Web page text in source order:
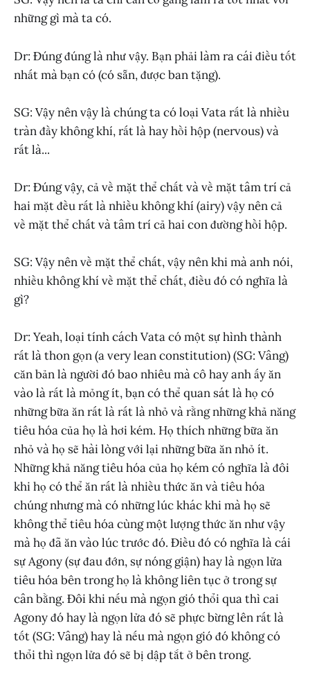
những gì mà ta có.
Dr: Đúng đúng là như vậy. Bạn phải làm ra cái điều tốt
nhất mà bạn có (có sẵn, được ban tặng).
SG: Vậy nên vậy là chúng ta có loại Vata rất là nhiều
tràn đầy không khí, rất là hay hồi hộp (nervous) và
rất là...
Dr: Đúng vậy, cả về mặt thể chất và về mặt tâm trí cả
hai mặt đều rất là nhiều không khí (airy) vậy nên cả
về mặt thể chất và tâm trí cả hai con đường hồi hộp.
SG: Vậy nên về mặt thể chất, vậy nên khi mà anh nói,
nhiều không khí về mặt thể chất, điều đó có nghĩa là
gì?
Dr: Yeah, loại tính cách Vata có một sự hình thành
rất là thon gọn (a very lean constitution) (SG: Vâng)
căn bản là người đó bao nhiêu mà cô hay anh ấy ăn
vào là rất là mỏng ít, bạn có thể quan sát là họ có
những bữa ăn rất là rất là nhỏ và rằng những khả năng
tiêu hóa của họ là hơi kém. Họ thích những bữa ăn
nhỏ và họ sẽ hài lòng với lại những bữa ăn nhỏ ít.
Những khả năng tiêu hóa của họ kém có nghĩa là đôi
khi họ có thể ăn rất là nhiều thức ăn và tiêu hóa
chúng nhưng mà có những lúc khác khi mà họ sẽ
không thể tiêu hóa cùng một lượng thức ăn như vậy
mà họ đã ăn vào lúc trước đó. Điều đó có nghĩa là cái
sự Agony (sự đau đớn, sự nóng giận) hay là ngọn lửa
tiêu hóa bên trong họ là không liên tục ở trong sự
cân bằng. Đôi khi nếu mà ngọn gió thổi qua thì cai
Agony đó hay là ngọn lửa đó sẽ phực bừng lên rất là
tốt (SG: Vâng) hay là nếu mà ngọn gió đó không có
thổi thì ngọn lửa đó sẽ bị dập tắt ở bên trong.